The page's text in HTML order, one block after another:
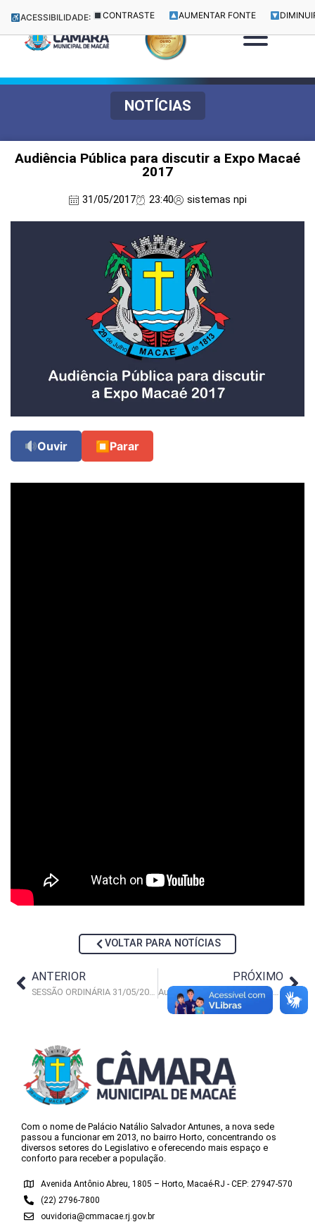
ACESSIBILIDADE: CONTRASTE AUMENTAR FONTE
NOTÍCIAS
Audiência Pública para discutir a Expo Macaé
2017
31/05/2017 23:40 sistemas npi
Ouvir ⏹ Parar
VOLTAR PARA NOTÍCIAS
ANTERIOR PRÓXIMO
Audiência Pública apresentação das Metas Fiscais do 1º Quadrimestre 2017
Com o nome de Palácio Natálio Salvador Antunes, a nova sede
passou a funcionar em 2013, no bairro Horto, concentrando os
diversos setores do Legislativo e oferecendo mais espaço e
conforto para receber a população.
Avenida Antônio Abreu, 1805 – Horto, Macaé-RJ - CEP: 27947-570
(22) 2796-7800
ouvidoria@cmmacae.rj.gov.br